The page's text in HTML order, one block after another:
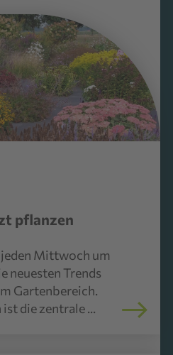
Garten aktuell
pflanzen
Mittwoch um
neuesten Trends
Gartenbereich.
die zentrale ...